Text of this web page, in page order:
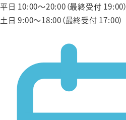
平日 10:00〜20:00（最終受付 19:00）
土日 9:00〜18:00（最終受付 17:00）